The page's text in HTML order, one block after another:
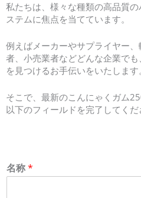
私たちは、様々な種類の高品質
ステムに焦点を当てています。
例えばメーカーやサプライヤー
者、小売業者などどんな企業で
を見つけるお手伝いをいたします。
そこで、最新のこんにゃくガム
以下のフィールドを完了してくだ
名称*